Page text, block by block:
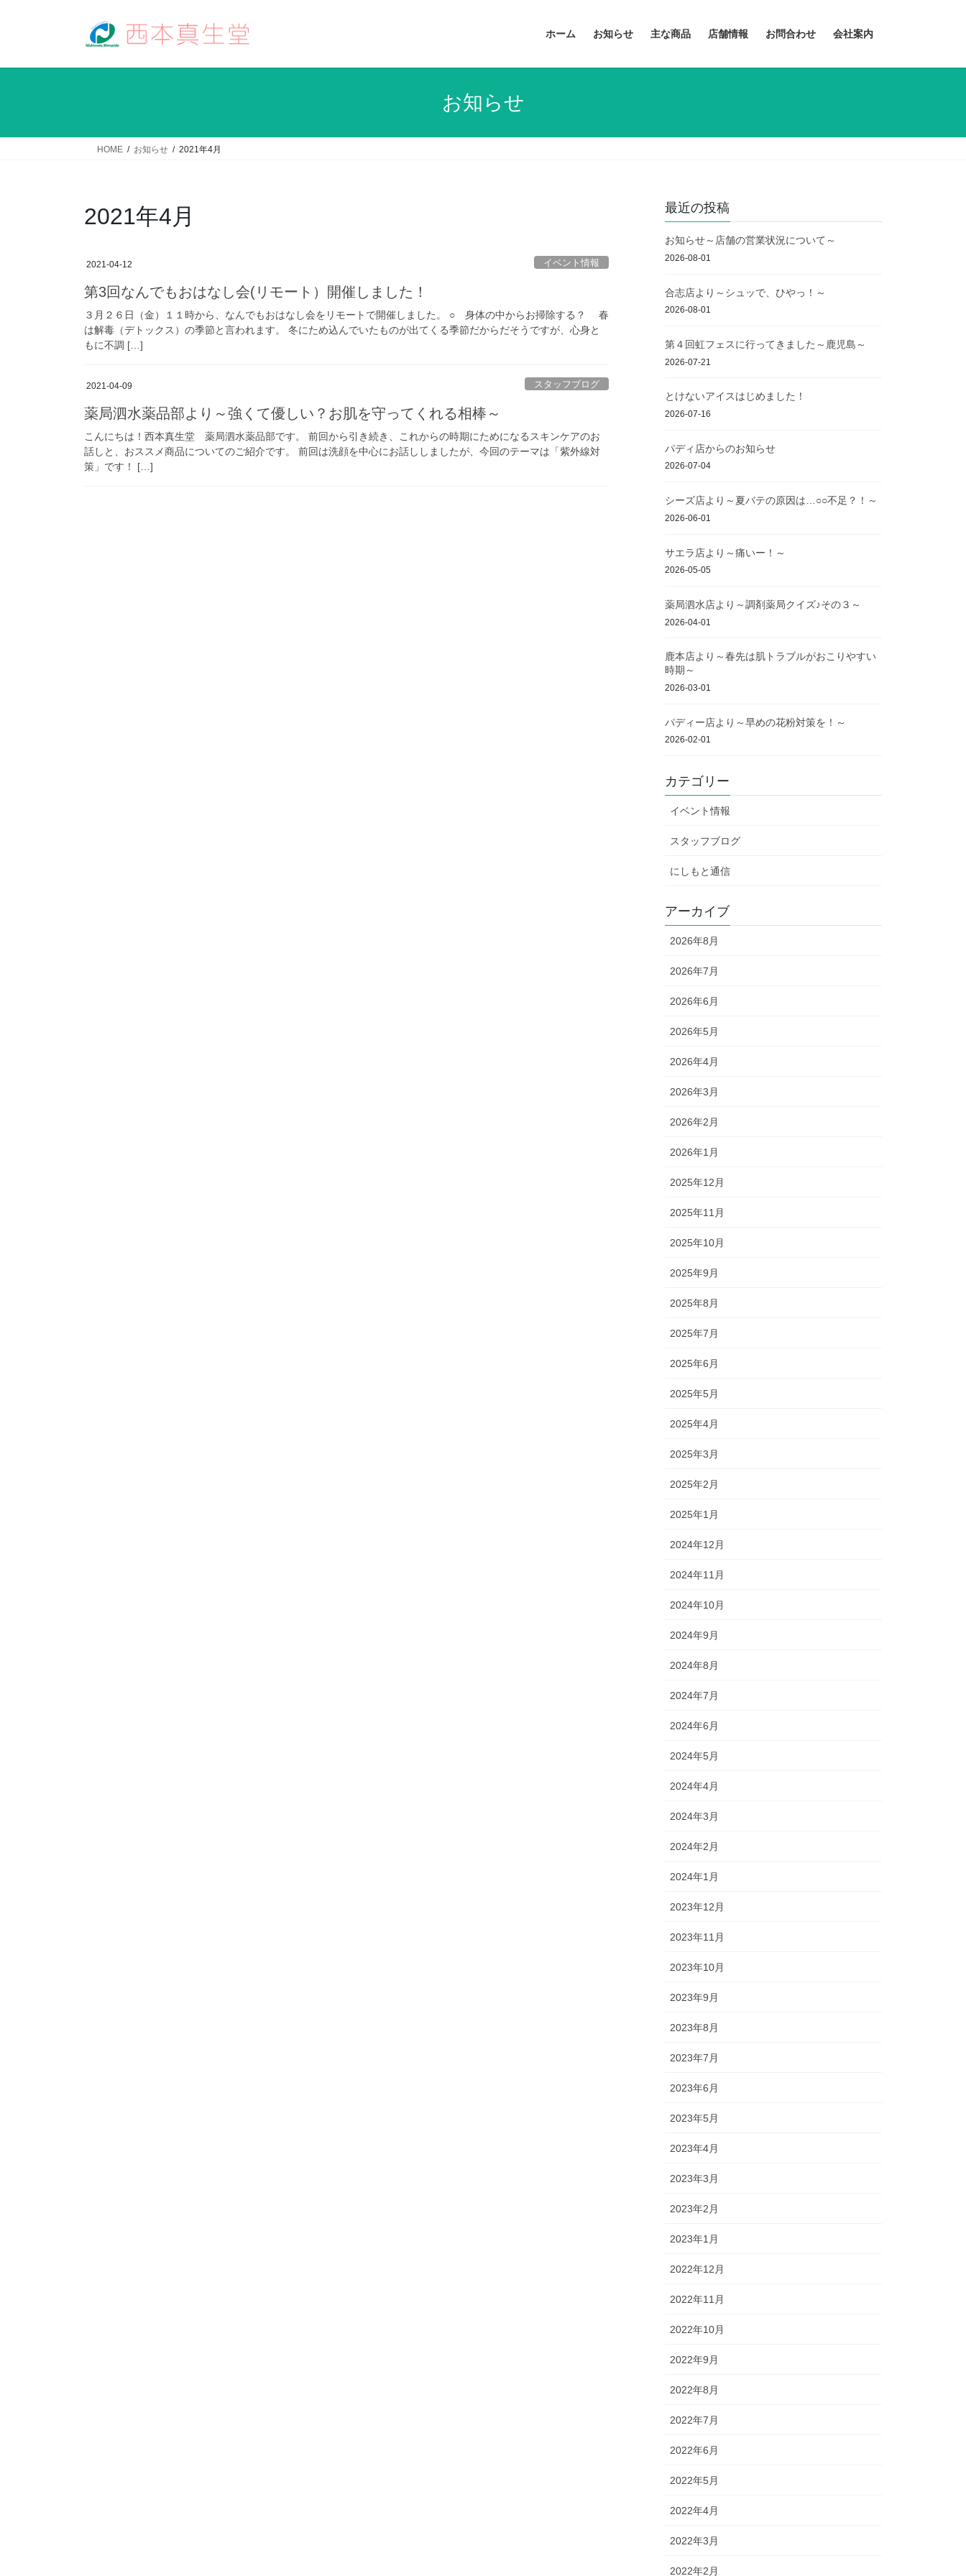
ホーム お知らせ 主な商品 店舗情報 お問合わせ 会社案内
お知らせ
HOME お知らせ 2021年4月
2021年4月
2021-04-12 イベント情報
第3回なんでもおはなし会(リモート）開催しました！
３月２６日（金）１１時から、なんでもおはなし会をリモートで開催しました。 ○ 身体の中からお掃除する？ 春
は解毒（デトックス）の季節と言われます。 冬にため込んでいたものが出てくる季節だからだそうですが、心身と
もに不調 […]
2021-04-09 スタッフブログ
薬局泗水薬品部より～強くて優しい？お肌を守ってくれる相棒～
こんにちは！西本真生堂 薬局泗水薬品部です。 前回から引き続き、これからの時期にためになるスキンケアのお
話しと、おススメ商品についてのご紹介です。 前回は洗顔を中心にお話ししましたが、今回のテーマは「紫外線対
策」です！ […]
最近の投稿
お知らせ～店舗の営業状況について～
2026-08-01
合志店より～シュッで、ひやっ！～
2026-08-01
第４回虹フェスに行ってきました～鹿児島～
2026-07-21
とけないアイスはじめました！
2026-07-16
パディ店からのお知らせ
2026-07-04
シーズ店より～夏バテの原因は…○○不足？！～
2026-06-01
サエラ店より～痛いー！～
2026-05-05
薬局泗水店より～調剤薬局クイズ♪その３～
2026-04-01
鹿本店より～春先は肌トラブルがおこりやすい
時期～
2026-03-01
パディー店より～早めの花粉対策を！～
2026-02-01
カテゴリー
イベント情報
スタッフブログ
にしもと通信
アーカイブ
2026年8月
2026年7月
2026年6月
2026年5月
2026年4月
2026年3月
2026年2月
2026年1月
2025年12月
2025年11月
2025年10月
2025年9月
2025年8月
2025年7月
2025年6月
2025年5月
2025年4月
2025年3月
2025年2月
2025年1月
2024年12月
2024年11月
2024年10月
2024年9月
2024年8月
2024年7月
2024年6月
2024年5月
2024年4月
2024年3月
2024年2月
2024年1月
2023年12月
2023年11月
2023年10月
2023年9月
2023年8月
2023年7月
2023年6月
2023年5月
2023年4月
2023年3月
2023年2月
2023年1月
2022年12月
2022年11月
2022年10月
2022年9月
2022年8月
2022年7月
2022年6月
2022年5月
2022年4月
2022年3月
2022年2月